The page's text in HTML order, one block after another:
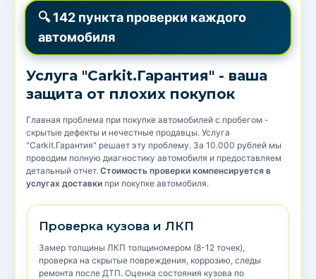
🔍 142 пункта проверки каждого
автомобиля
Услуга "Carkit.Гарантия" - ваша
защита от плохих покупок
Главная проблема при покупке автомобилей с пробегом -
скрытые дефекты и нечестные продавцы. Услуга
"Carkit.Гарантия" решает эту проблему. За 10.000 рублей мы
проводим полную диагностику автомобиля и предоставляем
детальный отчет. Стоимость проверки компенсируется в
услугах доставки при покупке автомобиля.
Проверка кузова и ЛКП
Замер толщины ЛКП толщиномером (8-12 точек),
проверка на скрытые повреждения, коррозию, следы
ремонта после ДТП. Оценка состояния кузова по